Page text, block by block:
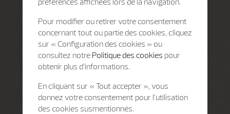
Pour modifier ou retirer votre consentement
concernant tout ou partie des cookies, cliquez
sur « Configuration des cookies » ou
consultez notre Politique des cookies pour
obtenir plus d’informations.
En cliquant sur « Tout accepter », vous
donnez votre consentement pour l’utilisation
des cookies susmentionnés.